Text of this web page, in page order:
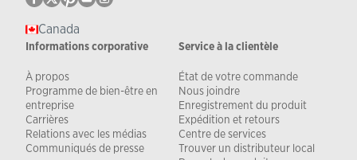
Canada
Informations corporative
À propos
Programme de bien-être en
entreprise
Carrières
Relations avec les médias
Communiqués de presse
Service à la clientèle
État de votre commande
Nous joindre
Enregistrement du produit
Expédition et retours
Centre de services
Trouver un distributeur local